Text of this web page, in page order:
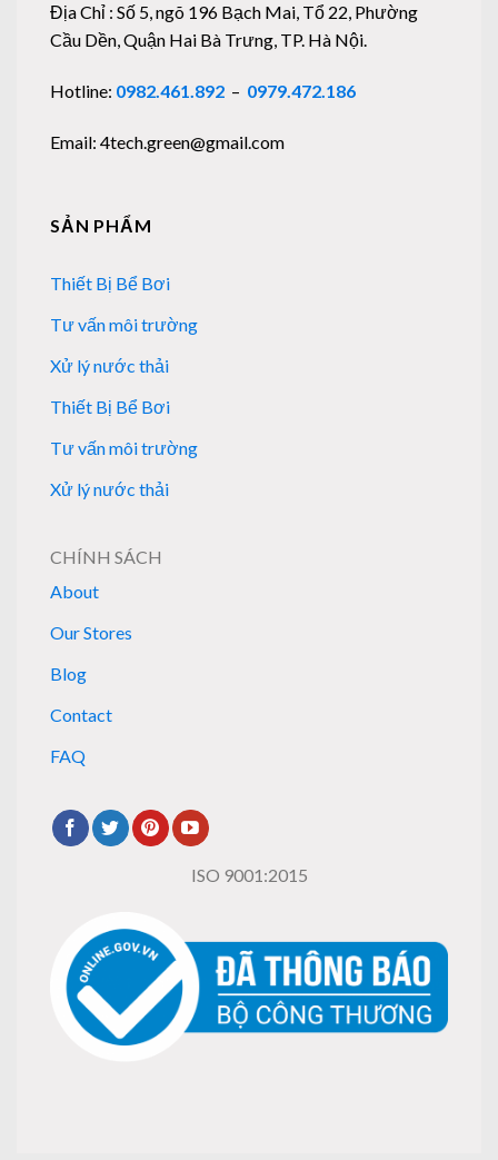
Địa Chỉ : Số 5, ngõ 196 Bạch Mai, Tổ 22, Phường
Cầu Dền, Quận Hai Bà Trưng, TP. Hà Nội.
Hotline: 0982.461.892 – 0979.472.186
Email: 4tech.green@gmail.com
SẢN PHẨM
Thiết Bị Bể Bơi
Tư vấn môi trường
Xử lý nước thải
Thiết Bị Bể Bơi
Tư vấn môi trường
Xử lý nước thải
CHÍNH SÁCH
About
Our Stores
Blog
Contact
FAQ
ISO 9001:2015